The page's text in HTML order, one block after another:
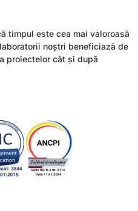
timpul este cea mai valoroasă
noștri beneficiază de
proiectelor cât și după